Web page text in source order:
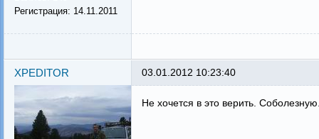
Регистрация: 14.11.2011
XPEDITOR 03.01.2012 10:23:40
Не хочется в это верить.